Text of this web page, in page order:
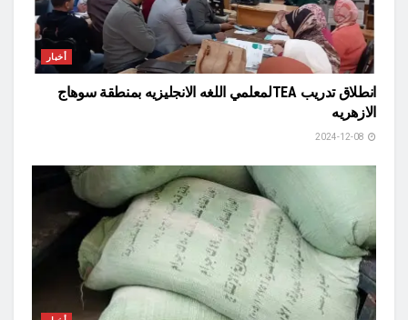
أخبار
انطلاق تدريب TEAلمعلمي اللغه الانجليزيه بمنطقة سوهاج
الازهريه